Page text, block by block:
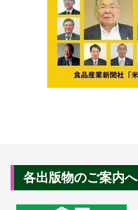
各出版物のご案内へ